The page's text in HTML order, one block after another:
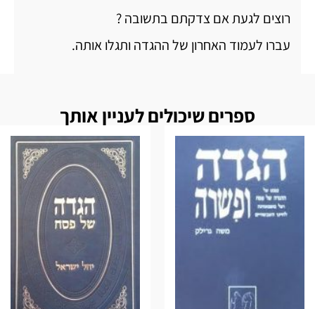
רוצים לגעת אם צדקתם בתשובה ?
עברו לעמוד האחרון של ההגדה ותגלו אותה.
ספרים שיכולים לעניין אותך